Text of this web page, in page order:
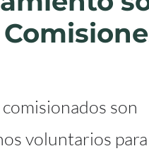
comisionados son
voluntarios para